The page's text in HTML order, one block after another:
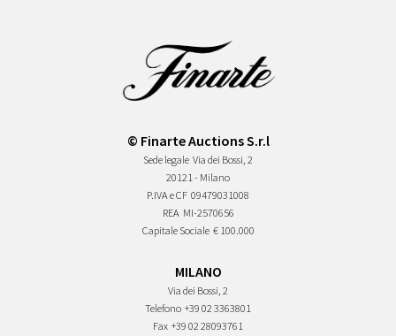
© Finarte Auctions S.r.l
Sede legale Via dei Bossi, 2
20121 - Milano
P.IVA e CF 09479031008
REA MI-2570656
Capitale Sociale € 100.000
MILANO
Via dei Bossi, 2
Telefono +39 02 3363801
Fax +39 02 28093761